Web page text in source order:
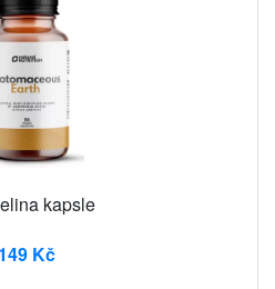
kapsle
149 Kč